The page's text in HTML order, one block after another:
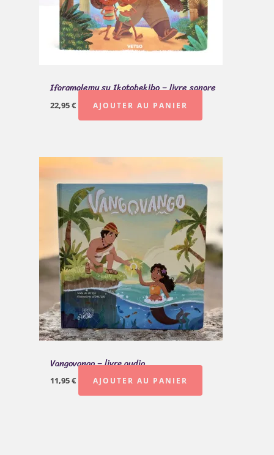
Ifaramalemy sy Ikotobekibo – livre sonore
22,95€ AJOUTER AU PANIER
Vangovango – livre audio
11,95€ AJOUTER AU PANIER